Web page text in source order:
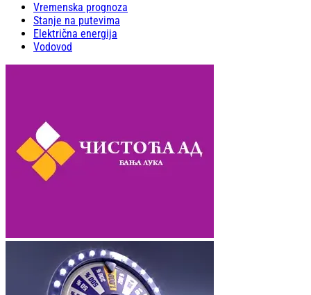
Vremenska prognoza
Stanje na putevima
Električna energija
Vodovod